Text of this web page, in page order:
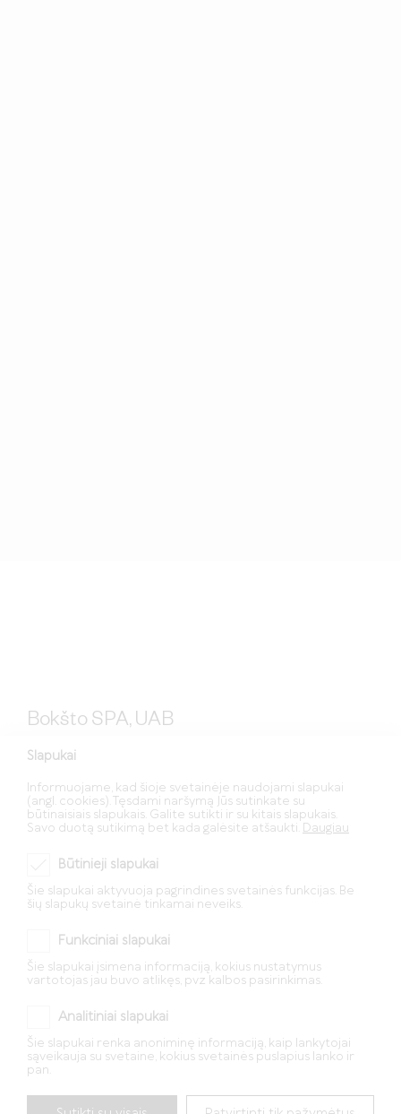
Bokšto SPA, UAB
I–VII, 9–21 val.
Bokšto g. 6, 01126 Vilnius
Įm. kodas: 304872892
info@bokstospa.lt
SPA ne darbo dienos2026 m.: 01.01, 01.12, 04.05, 07.13 – 07.28, 11.01, 12.25.
© Visos teisės saugomos UAB „Bokšto SPA“ |Privatumo
Slapukai
Informuojame, kad šioje svetainėje naudojami slapukai
(angl. cookies). Tęsdami naršymą Jūs sutinkate su
būtinaisiais slapukais. Galite sutikti ir su kitais slapukais.
Savo duotą sutikimą bet kada galėsite atšaukti. Daugiau
Būtinieji slapukai
Šie slapukai aktyvuoja pagrindines svetainės funkcijas. Be
šių slapukų svetainė tinkamai neveiks.
Funkciniai slapukai
Šie slapukai įsimena informaciją, kokius nustatymus
vartotojas jau buvo atlikęs, pvz kalbos pasirinkimas.
Analitiniai slapukai
Šie slapukai renka anoniminę informaciją, kaip lankytojai
sąveikauja su svetaine, kokius svetainės puslapius lanko ir
pan.